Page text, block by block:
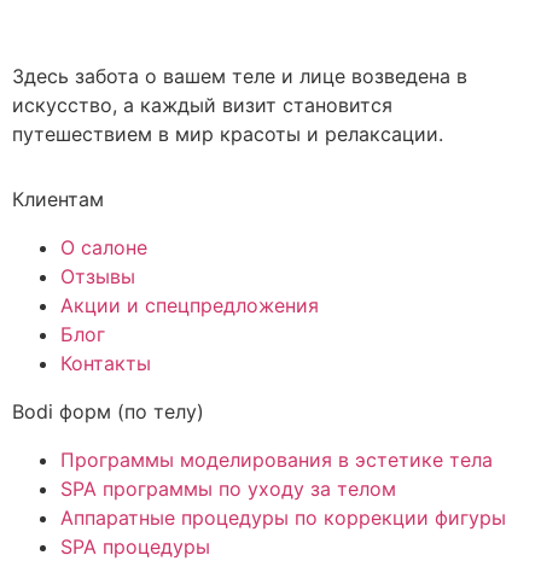
Здесь забота о вашем теле и лице возведена в
искусство, а каждый визит становится
путешествием в мир красоты и релаксации.
Клиентам
О салоне
Отзывы
Акции и спецпредложения
Блог
Контакты
Bodi форм (по телу)
Программы моделирования в эстетике тела
SPA программы по уходу за телом
Аппаратные процедуры по коррекции фигуры
SPA процедуры